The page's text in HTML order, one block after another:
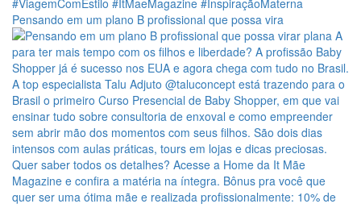
Pensando em um plano B profissional que possa vira